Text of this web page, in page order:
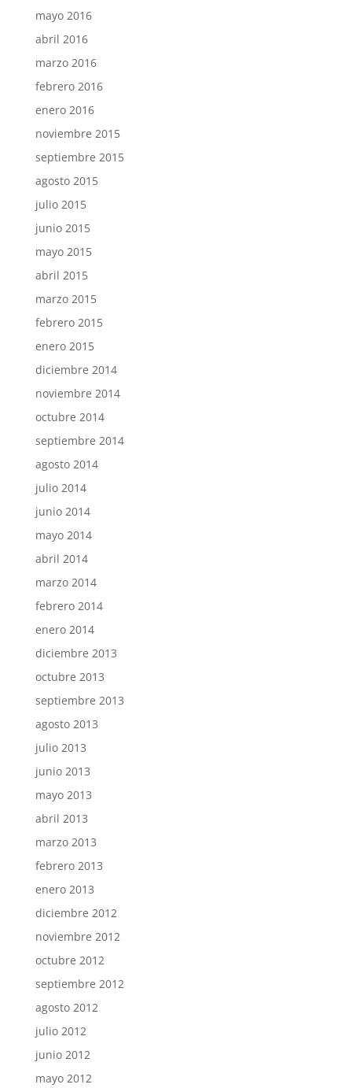
mayo 2016
abril 2016
marzo 2016
febrero 2016
enero 2016
noviembre 2015
septiembre 2015
agosto 2015
julio 2015
junio 2015
mayo 2015
abril 2015
marzo 2015
febrero 2015
enero 2015
diciembre 2014
noviembre 2014
octubre 2014
septiembre 2014
agosto 2014
julio 2014
junio 2014
mayo 2014
abril 2014
marzo 2014
febrero 2014
enero 2014
diciembre 2013
octubre 2013
septiembre 2013
agosto 2013
julio 2013
junio 2013
mayo 2013
abril 2013
marzo 2013
febrero 2013
enero 2013
diciembre 2012
noviembre 2012
octubre 2012
septiembre 2012
agosto 2012
julio 2012
junio 2012
mayo 2012